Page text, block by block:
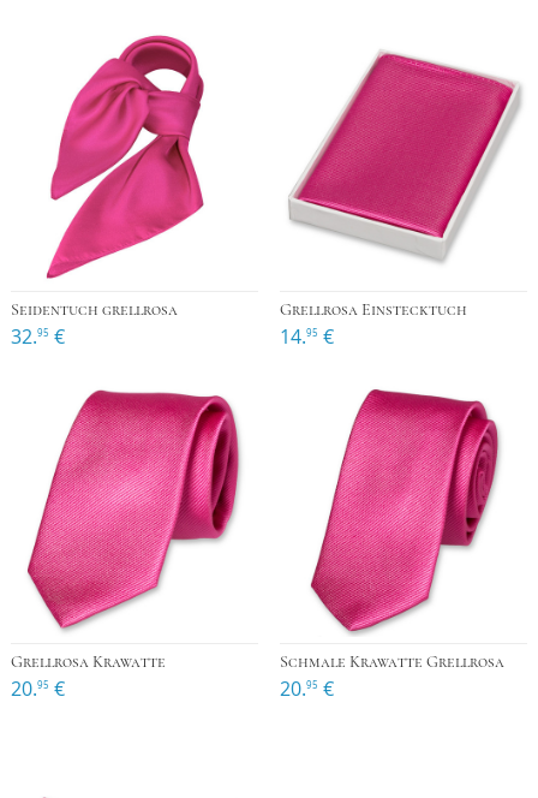
Seidentuch grellrosa
32.95 €
Grellrosa Einstecktuch
14.95 €
Grellrosa Krawatte
20.95 €
Schmale Krawatte Grellrosa
20.95 €